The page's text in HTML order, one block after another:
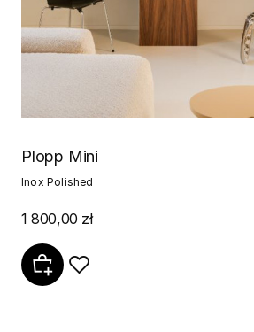
Plopp Mini
Inox Polished
1 800,00 zł